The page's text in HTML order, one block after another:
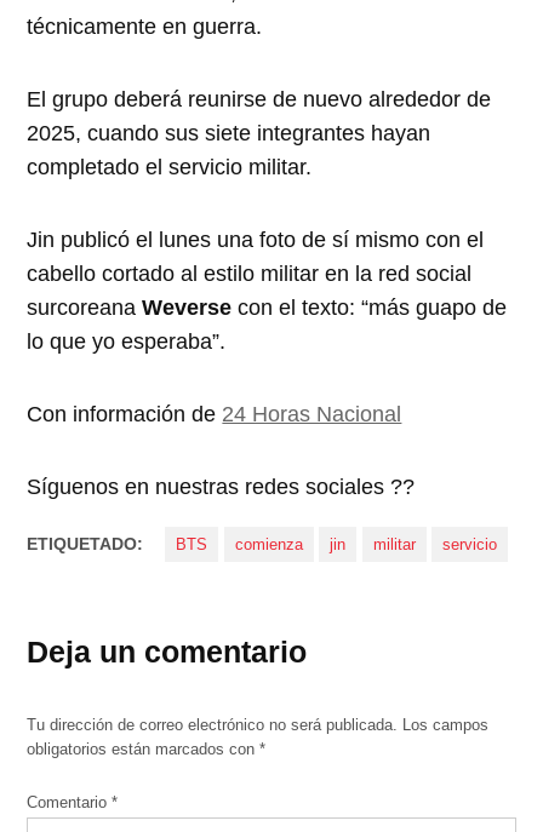
técnicamente en guerra.
El grupo deberá reunirse de nuevo alrededor de
2025, cuando sus siete integrantes hayan
completado el servicio militar.
Jin publicó el lunes una foto de sí mismo con el
cabello cortado al estilo militar en la red social
surcoreanaWeverse con el texto: “más guapo de
lo que yo esperaba”.
Con información de 24 Horas Nacional
Síguenos en nuestras redes sociales ??
ETIQUETADO: BTS comienza jin militar servicio
Deja un comentario
Tu dirección de correo electrónico no será publicada.
Los campos
obligatorios están marcados con*
Comentario*